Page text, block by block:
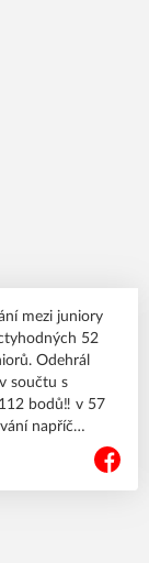
52
součtu s
bodů‼️ v 57